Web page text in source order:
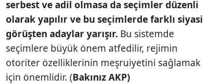
serbest ve adil olmasa da seçimler düzenli
olarak yapılır ve bu seçimlerde farklı siyasi
görüşten adaylar yarışır. Bu sistemde
seçimlere büyük önem atfedilir, rejimin
otoriter özelliklerinin meşruiyetini sağlamak
için önemlidir. (Bakınız AKP)